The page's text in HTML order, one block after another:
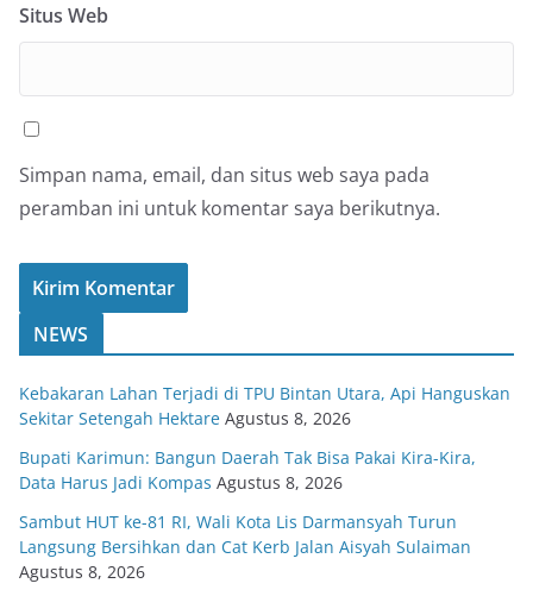
Situs Web
Simpan nama, email, dan situs web saya pada
peramban ini untuk komentar saya berikutnya.
NEWS
Kebakaran Lahan Terjadi di TPU Bintan Utara, Api Hanguskan
Sekitar Setengah Hektare Agustus 8, 2026
Bupati Karimun: Bangun Daerah Tak Bisa Pakai Kira-Kira,
Data Harus Jadi Kompas Agustus 8, 2026
Sambut HUT ke-81 RI, Wali Kota Lis Darmansyah Turun
Langsung Bersihkan dan Cat Kerb Jalan Aisyah Sulaiman
Agustus 8, 2026